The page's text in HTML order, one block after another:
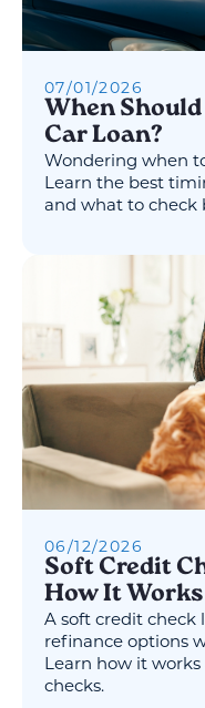
07/01/2026
When
Car Loan?
Wondering when
Learn the best
and what to check
06/12/2026
Soft Credit
How It Works
A soft credit check
refinance options
Learn how it
checks.